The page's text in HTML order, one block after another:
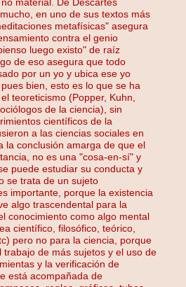
en uno de sus textos más
metafísicas" asegura
contra el genio
luego existo" de raíz
de eso asegura que todo
por un yo y ubica ese yo
bien, esto es lo que se ha
teoreticismo (Popper, Kuhn,
de la ciencia), sin
científicos de la
a las ciencias sociales en
la conclusión amarga de que el
no es una "cosa-en-sí" y
puede estudiar su conducta y
se trata de un sujeto
importante, porque la existencia
algo trascendental para la
conocimiento como algo mental
científico, filosófico, teórico,
pero no para la ciencia, porque
trabajo de más sujetos y el uso de
y la verificación de
está acompañada de